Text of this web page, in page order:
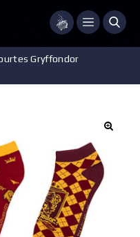
Menu
Gryffondor